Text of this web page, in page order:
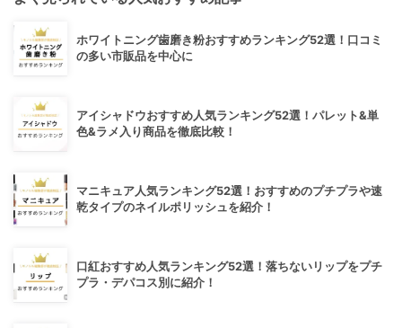
ホワイトニング歯磨き粉おすすめランキング52選！口コミ
の多い市販品を中心に
アイシャドウおすすめ人気ランキング52選！パレット&単
色&ラメ入り商品を徹底比較！
マニキュア人気ランキング52選！おすすめのプチプラや速
乾タイプのネイルポリッシュを紹介！
口紅おすすめ人気ランキング52選！落ちないリップをプチ
プラ・デパコス別に紹介！